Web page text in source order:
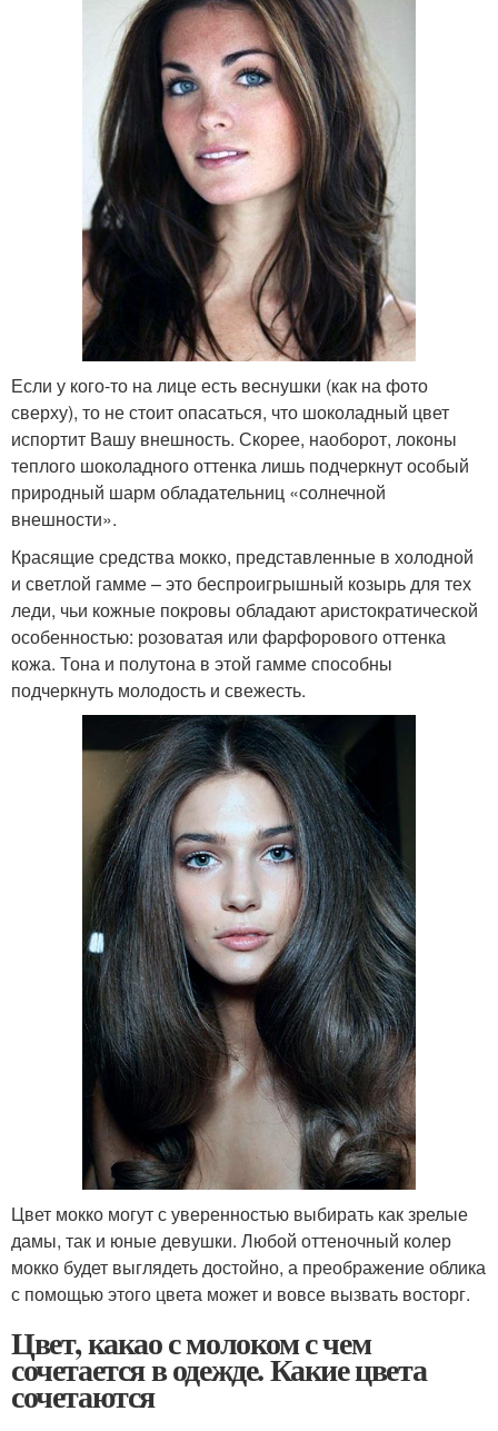
Если у кого-то на лице есть веснушки (как на фото
сверху), то не стоит опасаться, что шоколадный цвет
испортит Вашу внешность. Скорее, наоборот, локоны
теплого шоколадного оттенка лишь подчеркнут особый
природный шарм обладательниц «солнечной
внешности».
Красящие средства мокко, представленные в холодной
и светлой гамме – это беспроигрышный козырь для тех
леди, чьи кожные покровы обладают аристократической
особенностью: розоватая или фарфорового оттенка
кожа. Тона и полутона в этой гамме способны
подчеркнуть молодость и свежесть.
Цвет мокко могут с уверенностью выбирать как зрелые
дамы, так и юные девушки. Любой оттеночный колер
мокко будет выглядеть достойно, а преображение облика
с помощью этого цвета может и вовсе вызвать восторг.
Цвет, какао с молоком с чем
сочетается в одежде. Какие цвета
сочетаются